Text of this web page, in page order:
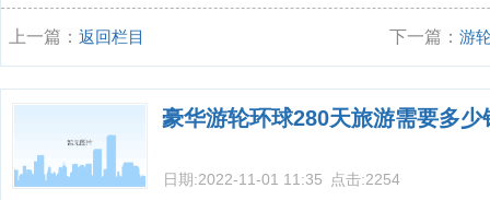
上一篇： 返回栏目 下一篇：游
汉三峡游轮
豪华游轮环球280天旅游需要多少
日期:2022-11-01 11:35 点击:2254